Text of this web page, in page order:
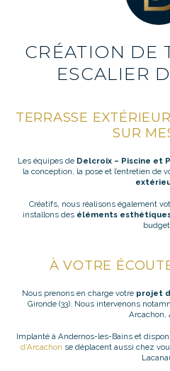
CRÉATION DE
ESCALIER
TERRASSE
SUR
Les équipes de Delcroix – Piscine et
la conception, la pose et l’entretien de
Créatifs, nous réalisons également
installons des éléments
À VOTRE
Nous prenons en charge votre projet
Gironde (33). Nous intervenons
Arcachon,
Implanté à Andernos-les-Bains et
d’Arcachon se déplacent aussi chez